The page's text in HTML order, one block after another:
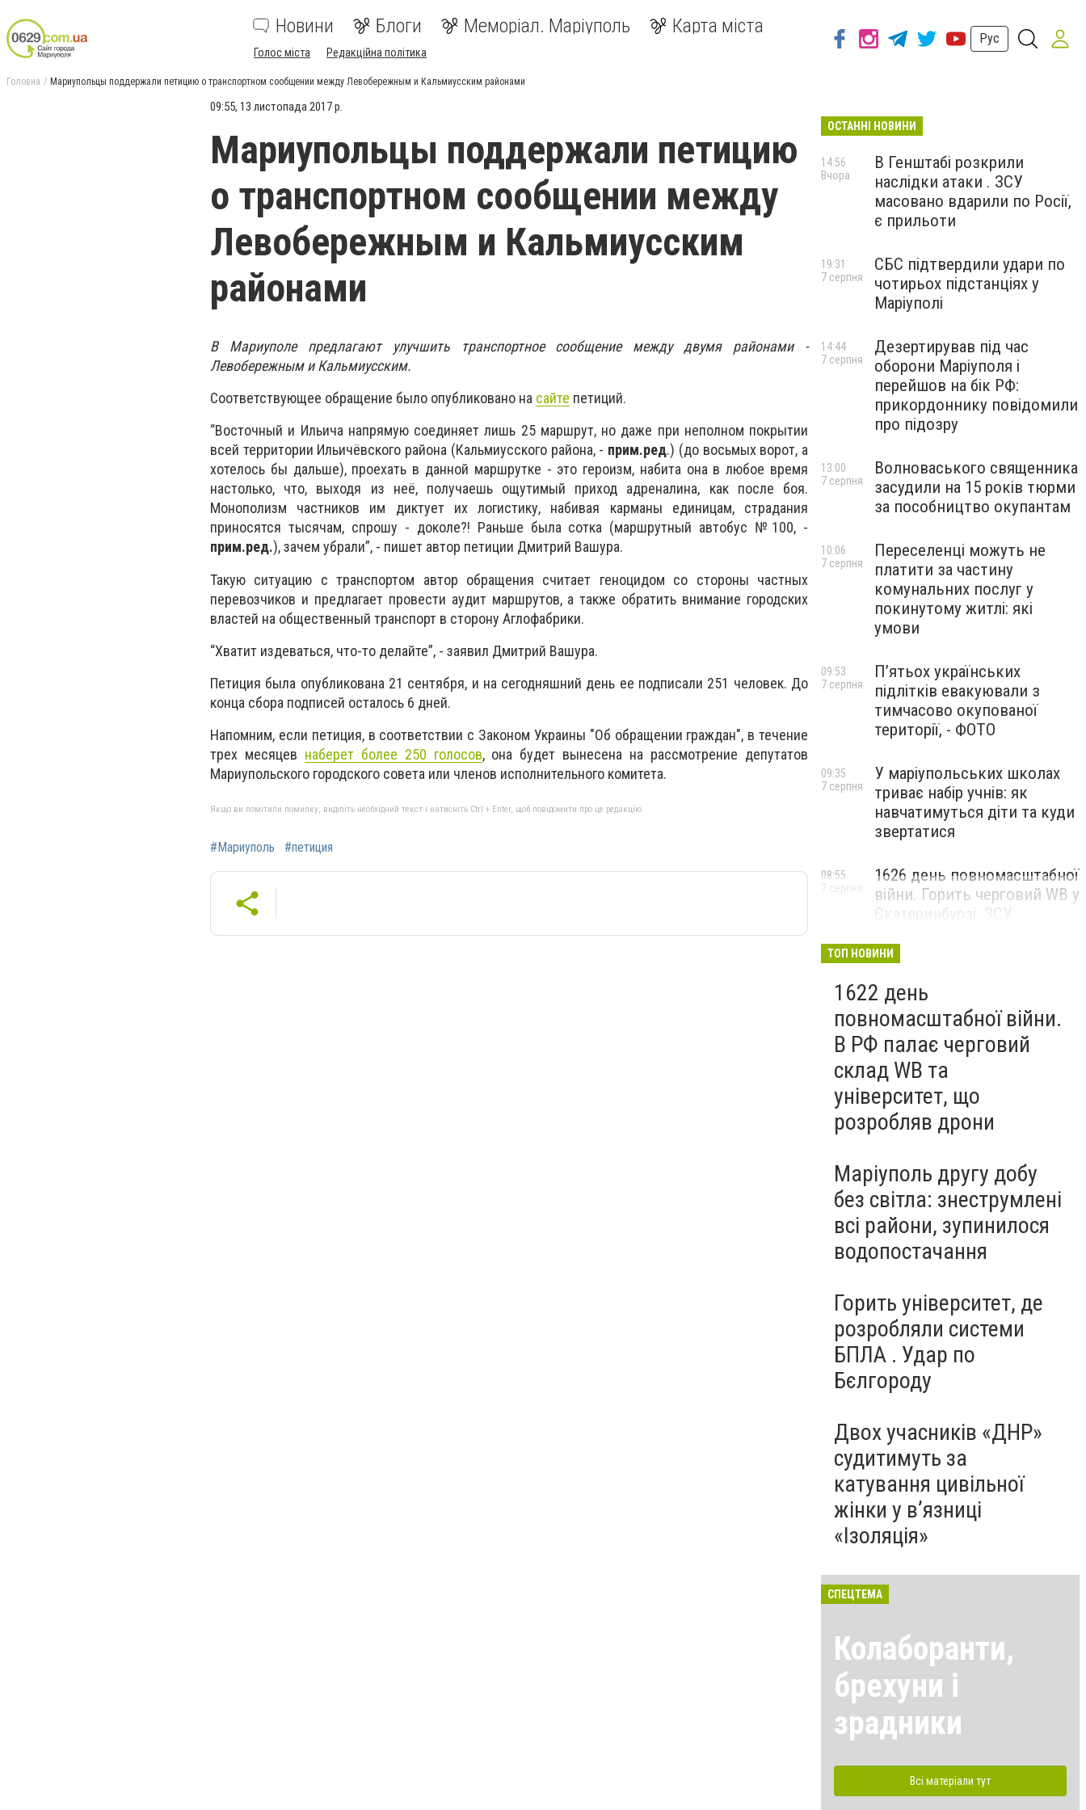
Новини Блоги Меморіал. Маріуполь Карта міста
Голос міста Редакційна політика
Рус
Головна Мариупольцы поддержали петицию о транспортном сообщении между Левобережным и Кальмиусским районами
09:55, 13 листопада 2017 р.
Мариупольцы поддержали петицию
о транспортном сообщении между
Левобережным и Кальмиусским
районами
В Мариуполе предлагают улучшить транспортное сообщение между двумя районами -
Левобережным и Кальмиусским.
Соответствующее обращение было опубликовано на сайте петиций.
“Восточный и Ильича напрямую соединяет лишь 25 маршрут, но даже при неполном покрытии
всей территории Ильичёвского района (Кальмиусского района, - прим.ред.) (до восьмых ворот, а
хотелось бы дальше), проехать в данной маршрутке - это героизм, набита она в любое время
настолько, что, выходя из неё, получаешь ощутимый приход адреналина, как после боя.
Монополизм частников им диктует их логистику, набивая карманы единицам, страдания
приносятся тысячам, спрошу - доколе?! Раньше была сотка (маршрутный автобус №100, -
прим.ред.), зачем убрали”, - пишет автор петиции Дмитрий Вашура.
Такую ситуацию с транспортом автор обращения считает геноцидом со стороны частных
перевозчиков и предлагает провести аудит маршрутов, а также обратить внимание городских
властей на общественный транспорт в сторону Аглофабрики.
“Хватит издеваться, что-то делайте”, - заявил Дмитрий Вашура.
Петиция была опубликована 21 сентября, и на сегодняшний день ее подписали 251 человек. До
конца сбора подписей осталось 6 дней.
Напомним, если петиция, в соответствии с Законом Украины "Об обращении граждан", в течение
трех месяцев наберет более 250 голосов, она будет вынесена на рассмотрение депутатов
Мариупольского городского совета или членов исполнительного комитета.
Якщо ви помітили помилку, виділіть необхідний текст і натисніть Ctrl + Enter, щоб повідомити про це редакцію
#Мариуполь #петиция
ОСТАННІ НОВИНИ
В Генштабі розкрили
наслідки атаки . ЗСУ
масовано вдарили по Росії,
є прильоти
14:56
Вчора
СБС підтвердили удари по
чотирьох підстанціях у
Маріуполі
19:31
7 серпня
Дезертирував під час
оборони Маріуполя і
перейшов на бік РФ:
прикордоннику повідомили
про підозру
14:44
7 серпня
Волноваського священника
засудили на 15 років тюрми
за пособництво окупантам
13:00
7 серпня
Переселенці можуть не
платити за частину
комунальних послуг у
покинутому житлі: які
умови
10:06
7 серпня
П’ятьох українських
підлітків евакуювали з
тимчасово окупованої
території, - ФОТО
09:53
7 серпня
У маріупольських школах
триває набір учнів: як
навчатимуться діти та куди
звертатися
09:35
7 серпня
1626 день повномасштабної
війни. Горить черговий WB у
Єкатеринбурзі. ЗСУ
Маріуполі
08:55
7 серпня
ТОП НОВИНИ
1622 день
повномасштабної війни.
В РФ палає черговий
склад WB та
університет, що
розробляв дрони
Маріуполь другу добу
без світла: знеструмлені
всі райони, зупинилося
водопостачання
Горить університет, де
розробляли системи
БПЛА . Удар по
Бєлгороду
Двох учасників «ДНР»
судитимуть за
катування цивільної
жінки у в’язниці
«Ізоляція»
СПЕЦТЕМА
Колаборанти,
брехуни і
зрадники
Всі матеріали тут